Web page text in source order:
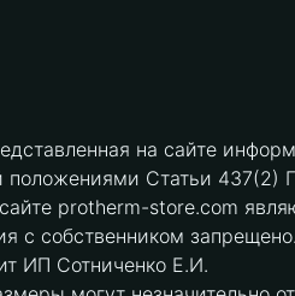
на сайте
положениями Статьи 437(2)
protherm-store.com
с собственником запрещено.
ИП Сотниченко Е.И.